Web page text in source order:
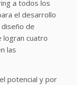
a todos los
el desarrollo
de
cuatro
las
potencial y por